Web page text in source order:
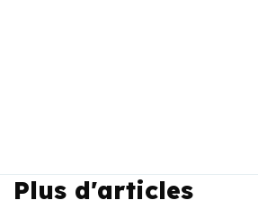
Plus d'articles